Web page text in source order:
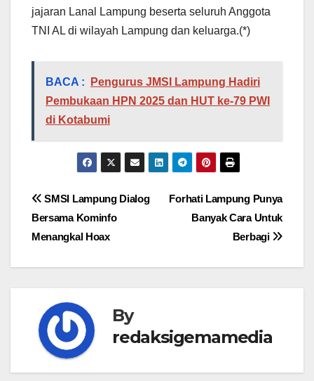
jajaran Lanal Lampung beserta seluruh Anggota
TNI AL di wilayah Lampung dan keluarga.(*)
BACA :
Pengurus JMSI Lampung Hadiri
Pembukaan HPN 2025 dan HUT ke-79 PWI
di Kotabumi
Navigasi
pos
Forhati Lampung Punya
Banyak Cara Untuk
Berbagi
SMSI Lampung Dialog
Bersama Kominfo
Menangkal Hoax
By
redaksigemamedia